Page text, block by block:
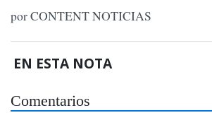
por CONTENT NOTICIAS
EN ESTA NOTA
Comentarios